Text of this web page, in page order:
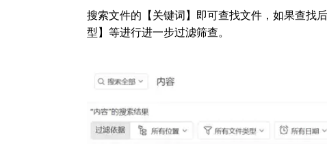
搜索文件的【关键词】即可查找文件，如果查找
型】等进行进一步过滤筛查。